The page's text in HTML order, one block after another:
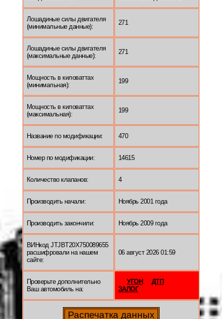
Лошадиные силы двигателя
(минимальные данные):
271
Лошадиные силы двигателя
(максимальные данные):
271
Мощность в киловаттах
(минимальная):
199
Мощность в киловаттах
(максимальная):
199
Название по модификации: 470
Номер по модификации: 14615
Количество клапанов: 4
Производить начали: Ноябрь 2001 года
Производить закончили: Ноябрь 2009 года
ВИНкод JTJBT20X750089655
расшифровали на нашем
сайте:
06 август 2026 01:59
Проверьте дополнительно
Ваш автомобиль на:
УГОН
ДТП
ЗАЛОГ